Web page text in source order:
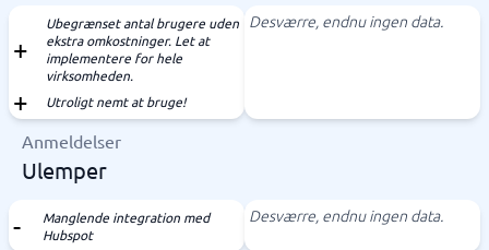
Ubegrænset antal brugere uden
ekstra omkostninger. Let at
implementere for hele
virksomheden.
Utroligt nemt at bruge!
Desværre, endnu ingen data.
Anmeldelser
Ulemper
Manglende integration med
Hubspot
Desværre, endnu ingen data.